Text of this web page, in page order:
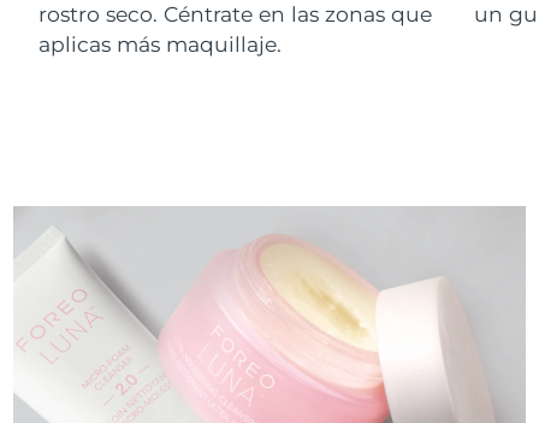
rostro seco. Céntrate en las zonas que
aplicas más maquillaje.
un